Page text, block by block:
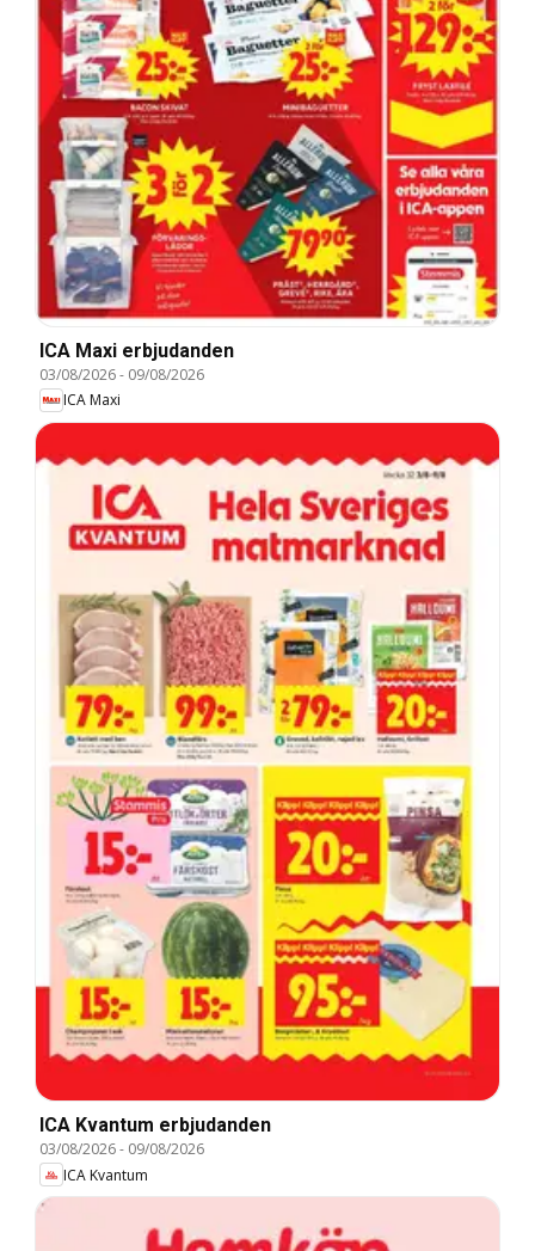
ICA Maxi erbjudanden
03/08/2026- 09/08/2026
ICA Maxi
ICA Kvantum erbjudanden
03/08/2026- 09/08/2026
ICA Kvantum